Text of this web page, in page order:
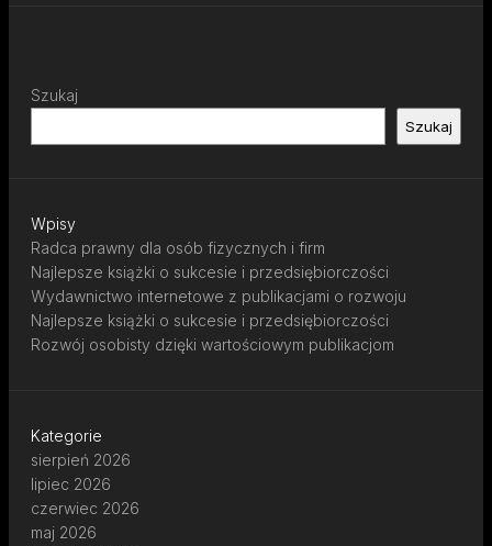
Szukaj
Szukaj
Wpisy
Radca prawny dla osób fizycznych i firm
Najlepsze książki o sukcesie i przedsiębiorczości
Wydawnictwo internetowe z publikacjami o rozwoju
Najlepsze książki o sukcesie i przedsiębiorczości
Rozwój osobisty dzięki wartościowym publikacjom
Kategorie
sierpień 2026
lipiec 2026
czerwiec 2026
maj 2026